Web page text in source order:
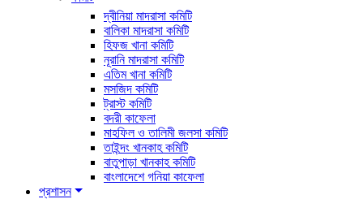
দ্বীনিয়া মাদরাসা কমিটি
বালিকা মাদরাসা কমিটি
হিফজ খানা কমিটি
নূরানি মাদরাসা কমিটি
এতিম খানা কমিটি
মসজিদ কমিটি
ট্রাস্ট কমিটি
বদরী কাফেলা
মাহফিল ও তালিমী জলসা কমিটি
তাইন্দং খানকাহ কমিটি
বাতুপাড়া খানকাহ কমিটি
বাংলাদেশে গনিয়া কাফেলা
প্রশাসন